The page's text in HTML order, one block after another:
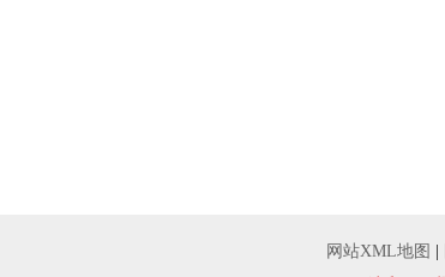
网站XML地图